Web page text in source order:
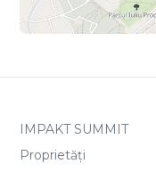
IMPAKT SUMMIT
Proprietăți